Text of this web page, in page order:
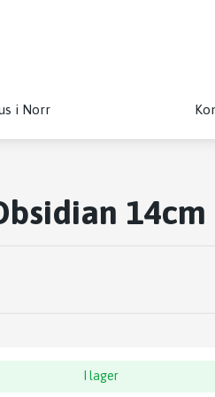
i Norr
14cm
I lager